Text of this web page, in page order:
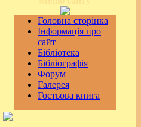
Головна сторінка
Інформація про
сайт
Бібліотека
Бібліографія
Форум
Галерея
Гостьова книга